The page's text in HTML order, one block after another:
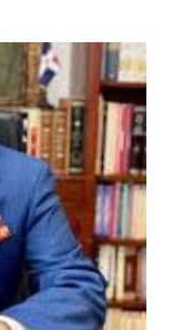
esperando el
y asaltarlo,
drogas y por
de los
su ropa empapada
ropas
luego empredi
asesinatos